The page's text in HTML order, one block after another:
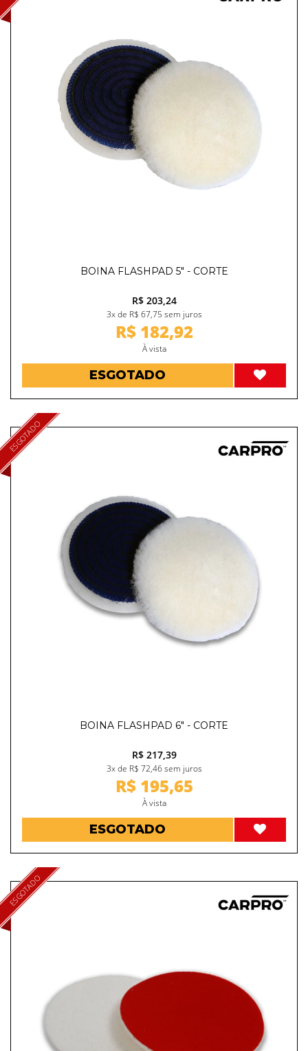
BOINA FLASHPAD 5" - CORTE
R$ 203,24
3x de R$ 67,75 sem juros
R$ 182,92
À vista
ESGOTADO
ESGOTADO
BOINA FLASHPAD 6" - CORTE
R$ 217,39
3x de R$ 72,46 sem juros
R$ 195,65
À vista
ESGOTADO
ESGOTADO